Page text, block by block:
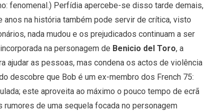
fenomenal.) Perfídia apercebe-se disso tarde demais,
na história também pode servir de crítica, visto
nada mudou e os prejudicados continuam a ser
na personagem de Benicio del Toro, a
ajudar as pessoas, mas condena os actos de violência
descobre que Bob é um ex-membro dos French 75:
este aproveita ao máximo o pouco tempo de ecrã
de uma sequela focada no personagem